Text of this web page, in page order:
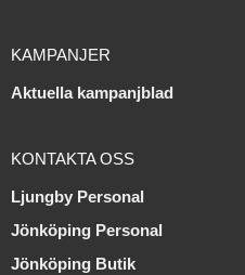
KAMPANJER
Aktuella kampanjblad
KONTAKTA OSS
Ljungby Personal
Jönköping Personal
Jönköping Butik